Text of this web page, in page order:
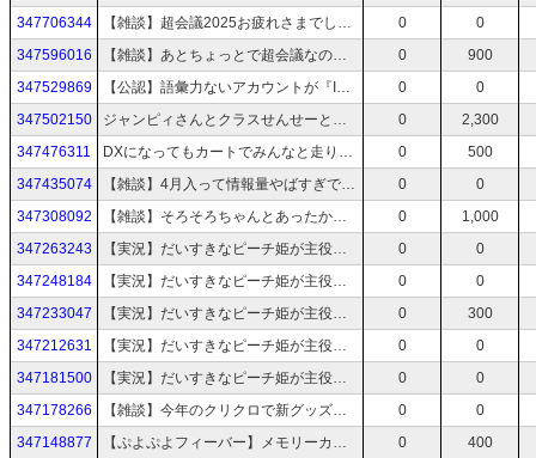
347706344
【雑談】超会議2025お疲れさまでしたからの今週末はEVO JAPANがあってごまぴ担当のサイドイベントがあるって！？！？！？！？！？ 0
0
347596016
【雑談】あとちょっとで超会議なのたのしみがすぎる あとすいっち2でそわそわしてる 0
900
347529869
【公認】語彙力ないアカウントが『INDIE Live Expo 2025.4.13』をみながらしゃべる #INDIELiveExpo 0
0
347502150
ジャンピィさんとクラスせんせーとみうたさんとフェスだよ！！！！！【スプラトゥーン3】 0
2,300
347476311
DXになってもカートでみんなと走りたかった【マリオカート8 デラックス】 0
500
347435074
【雑談】4月入って情報量やばすぎですね！？！？！？！？！？【サポーター向けおしらせちょっとあり】 0
0
347308092
【雑談】そろそろちゃんとあったかくなってもいいんじゃないですかね 0
1,000
347263243
【実況】だいすきなピーチ姫が主役の舞台ですって！？【プリンセスピーチ Showtime!】Part Final 0
0
347248184
【実況】だいすきなピーチ姫が主役の舞台ですって！？【プリンセスピーチ Showtime!】Part 17 0
0
347233047
【実況】だいすきなピーチ姫が主役の舞台ですって！？【プリンセスピーチ Showtime!】Part 16 0
300
347212631
【実況】だいすきなピーチ姫が主役の舞台ですって！？【プリンセスピーチ Showtime!】Part 15 0
0
347181500
【実況】だいすきなピーチ姫が主役の舞台ですって！？【プリンセスピーチ Showtime!】Part 14 0
0
347178266
【雑談】今年のクリクロで新グッズつくりたい ほしいものおおすぎる(^q^) 0
0
347148877
【ぷよぷよフィーバー】メモリーカード覗いたら子どもの頃遊んでたリプレイ出てきた【ニンテンドー ゲームキューブ】 0 400